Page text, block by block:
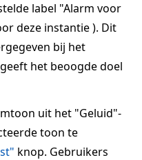
label "Alarm voor
deze instantie ). Dit
bij het
het beoogde doel
uit het "Geluid"-
toon te
knop. Gebruikers